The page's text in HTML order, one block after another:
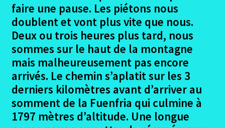
Madrid le retour et materiel emporté
Madrid Gites et Auberges
Madrid Documents divers
enfant
Madrid Conclusion
Seville – Santiago en 2018
Ouvrir
faire une pause. Les piétons nous
doublent et vont plus vite que nous.
Deux ou trois heures plus tard, nous
sommes sur le haut de la montagne
mais malheureusement pas encore
arrivés. Le chemin s’aplatit sur les 3
derniers kilomètres avant d’arriver au
somment de la Fuenfria qui culmine à
1797 mètres d’altitude. Une longue